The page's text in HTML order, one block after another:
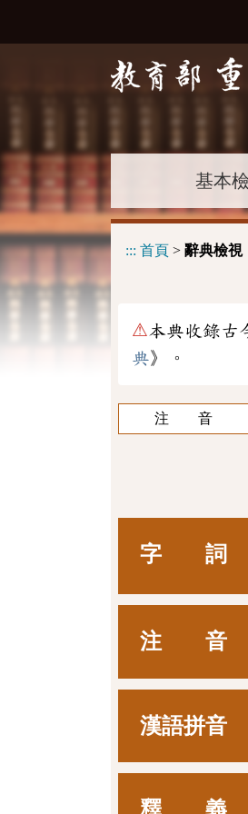
基本
::: 首頁 > 辭典檢視
⚠本典收錄古
典》。
注 音
字 詞
注 音
漢語拼音